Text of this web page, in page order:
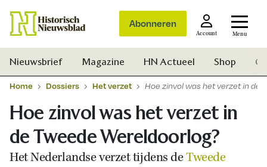
Abonneren
Account Menu
Nieuwsbrief Magazine HN Actueel Shop
Home Dossiers Het verzet Hoe zinvol was het verzet in de
Hoe zinvol was het verzet in
de Tweede Wereldoorlog?
Het Nederlandse verzet tijdens deTweede